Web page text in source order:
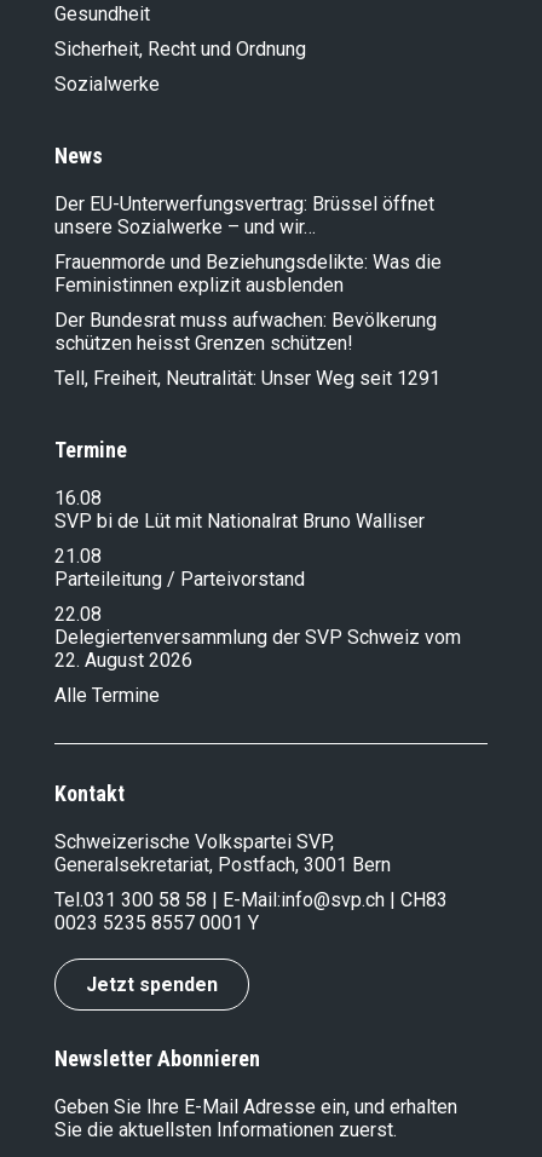
Gesundheit
Sicherheit, Recht und Ordnung
Sozialwerke
News
Der EU-Unterwerfungsvertrag: Brüssel öffnet
unsere Sozialwerke – und wir…
Frauenmorde und Beziehungsdelikte: Was die
Feministinnen explizit ausblenden
Der Bundesrat muss aufwachen: Bevölkerung
schützen heisst Grenzen schützen!
Tell, Freiheit, Neutralität: Unser Weg seit 1291
Termine
16.08
SVP bi de Lüt mit Nationalrat Bruno Walliser
21.08
Parteileitung / Parteivorstand
22.08
Delegiertenversammlung der SVP Schweiz vom
22. August 2026
Alle Termine
Kontakt
Schweizerische Volkspartei SVP,
Generalsekretariat, Postfach, 3001 Bern
Tel.031 300 58 58 | E-Mail:info@svp.ch | CH83
0023 5235 8557 0001 Y
Jetzt spenden
Newsletter Abonnieren
Geben Sie Ihre E-Mail Adresse ein, und erhalten
Sie die aktuellsten Informationen zuerst.